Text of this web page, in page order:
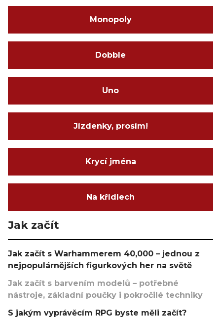
Monopoly
Dobble
Uno
Jízdenky, prosím!
Krycí jména
Na křídlech
Jak začít
Jak začít s Warhammerem 40,000 – jednou z
nejpopulárnějších figurkových her na světě
Jak začít s barvením modelů – potřebné
nástroje, základní poučky i pokročilé techniky
S jakým vyprávěcím RPG byste měli začít?